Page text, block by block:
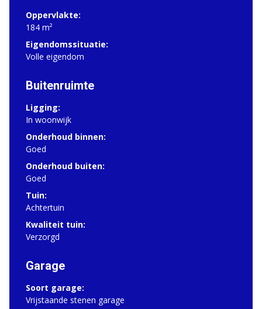
Oppervlakte:
184 m²
Eigendomssituatie:
Volle eigendom
Buitenruimte
Ligging:
In woonwijk
Onderhoud binnen:
Goed
Onderhoud buiten:
Goed
Tuin:
Achtertuin
Kwaliteit tuin:
Verzorgd
Garage
Soort garage:
Vrijstaande stenen garage